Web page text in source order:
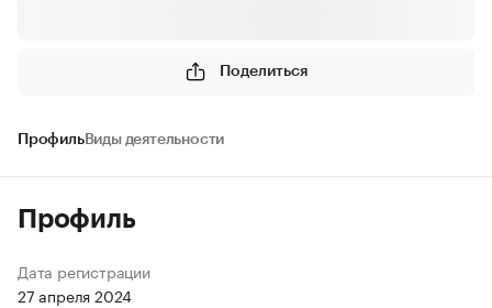
Поделиться
ПрофильВиды деятельности
Профиль
Дата регистрации
27 апреля 2024